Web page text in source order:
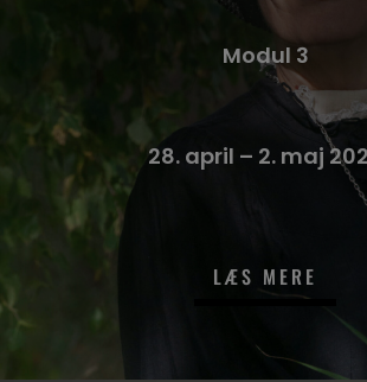
Modul 3
28. april – 2. maj
LÆS MERE